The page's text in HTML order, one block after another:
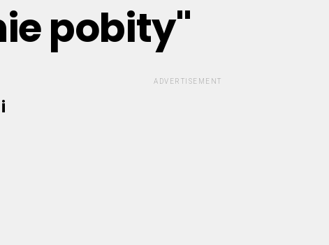
pobity"
ADVERTISEMENT